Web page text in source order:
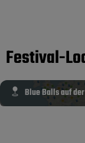
Festival-
Blue Balls auf